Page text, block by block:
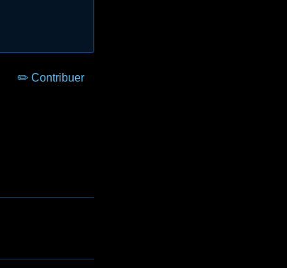
✏️ Contribuer